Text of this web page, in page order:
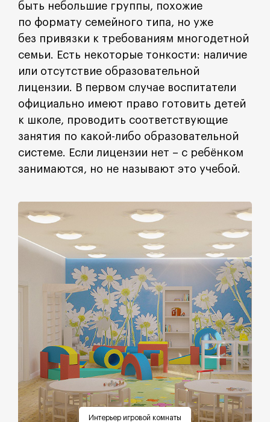
быть небольшие группы, похожие
по формату семейного типа, но уже
без привязки к требованиям многодетной
семьи. Есть некоторые тонкости: наличие
или отсутствие образовательной
лицензии. В первом случае воспитатели
официально имеют право готовить детей
к школе, проводить соответствующие
занятия по какой-либо образовательной
системе. Если лицензии нет – с ребёнком
занимаются, но не называют это учебой.
Интерьер игровой комнаты